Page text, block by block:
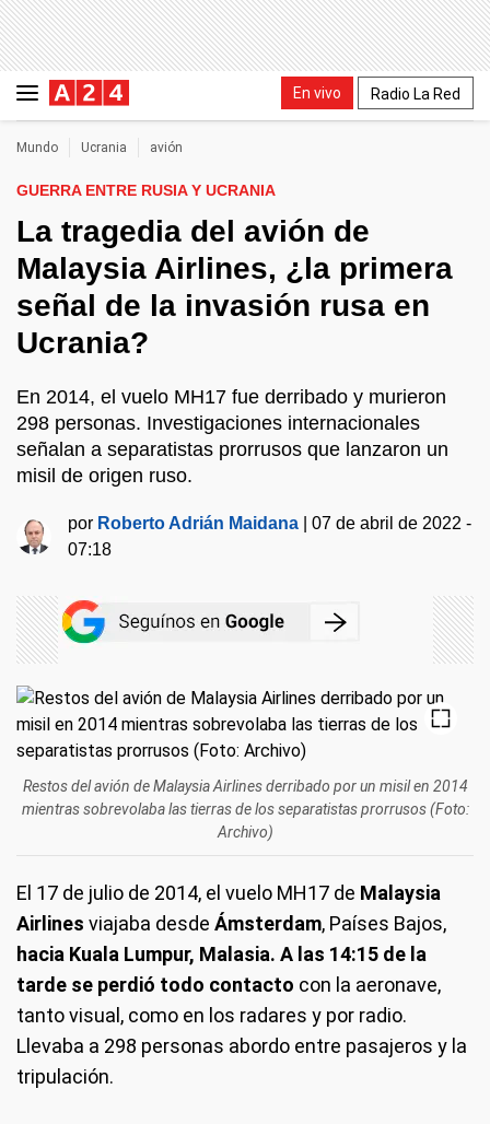
En vivo Radio La Red
Mundo Ucrania avión
GUERRA ENTRE RUSIA Y UCRANIA
La tragedia del avión de
Malaysia Airlines, ¿la primera
señal de la invasión rusa en
Ucrania?
En 2014, el vuelo MH17 fue derribado y murieron
298 personas. Investigaciones internacionales
señalan a separatistas prorrusos que lanzaron un
misil de origen ruso.
por Roberto Adrián Maidana |07 de abril de 2022 -
07:18
Restos del avión de Malaysia Airlines derribado por un misil en 2014
mientras sobrevolaba las tierras de los separatistas prorrusos (Foto:
Archivo)
El 17 de julio de 2014, el vuelo MH17 de Malaysia
Airlines viajaba desde Ámsterdam, Países Bajos,
hacia Kuala Lumpur, Malasia. A las 14:15 de la
tarde se perdió todo contacto con la aeronave,
tanto visual, como en los radares y por radio.
Llevaba a 298 personas abordo entre pasajeros y la
tripulación.